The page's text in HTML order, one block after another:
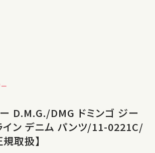
D.M.G./DMG ドミンゴ ジー
イン デニム パンツ/11-0221C/
規取扱】